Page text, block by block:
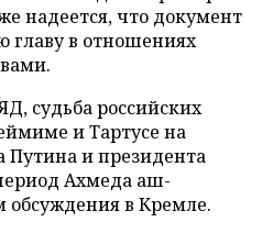
надеется, что документ
главу в отношениях
судьба российских
и Тартусе на
Путина и президента
Ахмеда аш-
обсуждения в Кремле.